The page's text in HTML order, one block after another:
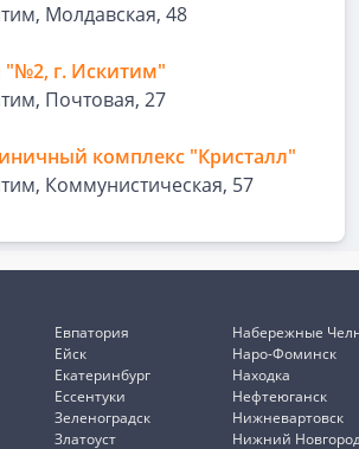
Молдавская, 48
"№2, г. Искитим"
Почтовая, 27
комплекс "Кристалл"
Коммунистическая, 57
Евпатория
Ейск
Екатеринбург
Ессентуки
Зеленоградск
Златоуст
Набережные
Наро-Фоминск
Находка
Нефтеюганск
Нижневартовск
Нижний